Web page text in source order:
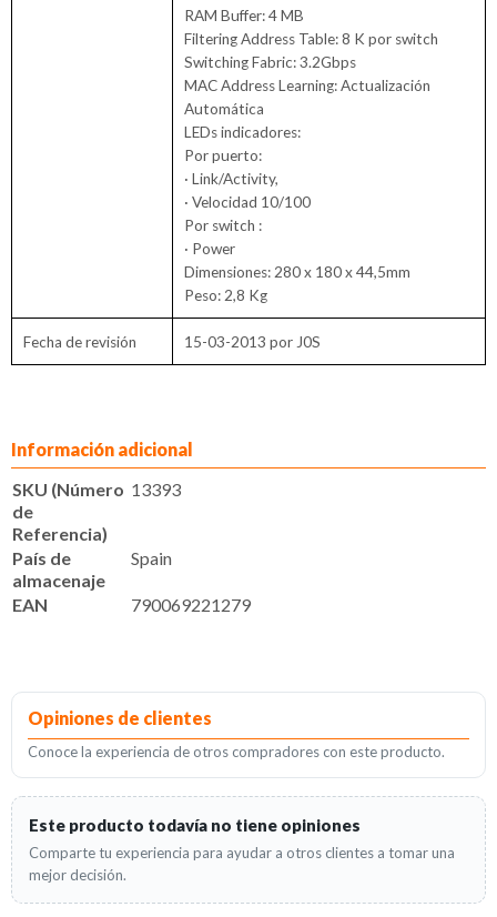
RAM Buffer: 4 MB
Filtering Address Table: 8 K por switch
Switching Fabric: 3.2Gbps
MAC Address Learning: Actualización
Automática
LEDs indicadores:
Por puerto:
· Link/Activity,
· Velocidad 10/100
Por switch :
· Power
Dimensiones: 280 x 180 x 44,5mm
Peso: 2,8 Kg
Fecha de revisión 15-03-2013 por J0S
Información adicional
SKU (Número
de
Referencia)
13393
País de
almacenaje
Spain
EAN 790069221279
Opiniones de clientes
Conoce la experiencia de otros compradores con este producto.
Este producto todavía no tiene opiniones
Comparte tu experiencia para ayudar a otros clientes a tomar una
mejor decisión.